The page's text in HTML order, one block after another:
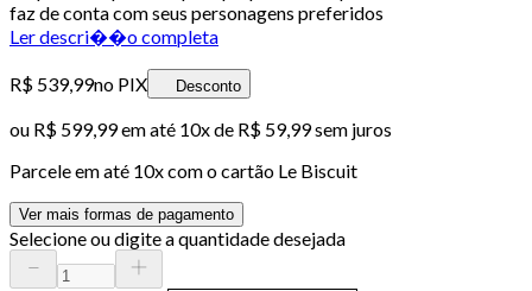
faz de conta com seus personagens preferidos
Ler descri��o completa
R$ 539,99no PIX Desconto
ou R$ 599,99em até 10x de R$ 59,99 sem juros
Parcele em até 10x com o cartão Le Biscuit
Ver mais formas de pagamento
Selecione ou digite a quantidade desejada